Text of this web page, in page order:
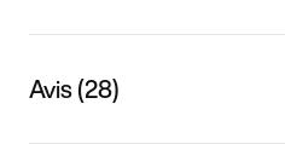
Avis (28)